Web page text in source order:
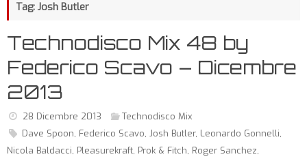
Tag: Josh Butler
Technodisco Mix 48 by
Federico Scavo – Dicembre
2013
28 Dicembre 2013
Technodisco Mix
Dave Spoon, Federico Scavo, Josh Butler, Leonardo Gonnelli,
Nicola Baldacci, Pleasurekraft, Prok & Fitch, Roger Sanchez,